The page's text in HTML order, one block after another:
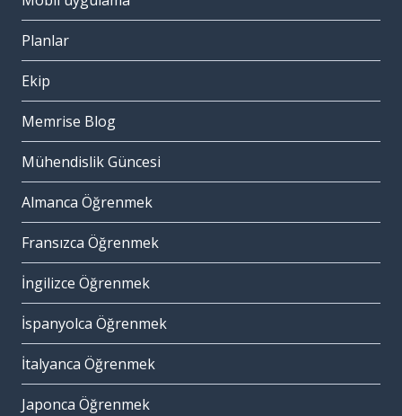
Planlar
Ekip
Memrise Blog
Mühendislik Güncesi
Almanca Öğrenmek
Fransızca Öğrenmek
İngilizce Öğrenmek
İspanyolca Öğrenmek
İtalyanca Öğrenmek
Japonca Öğrenmek